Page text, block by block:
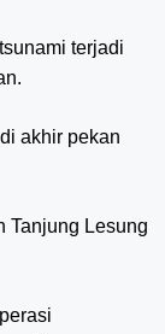
terjadi
akhir pekan
Tanjung Lesung